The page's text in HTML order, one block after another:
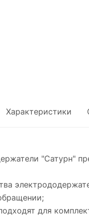
Характеристики
"Сатурн"
для